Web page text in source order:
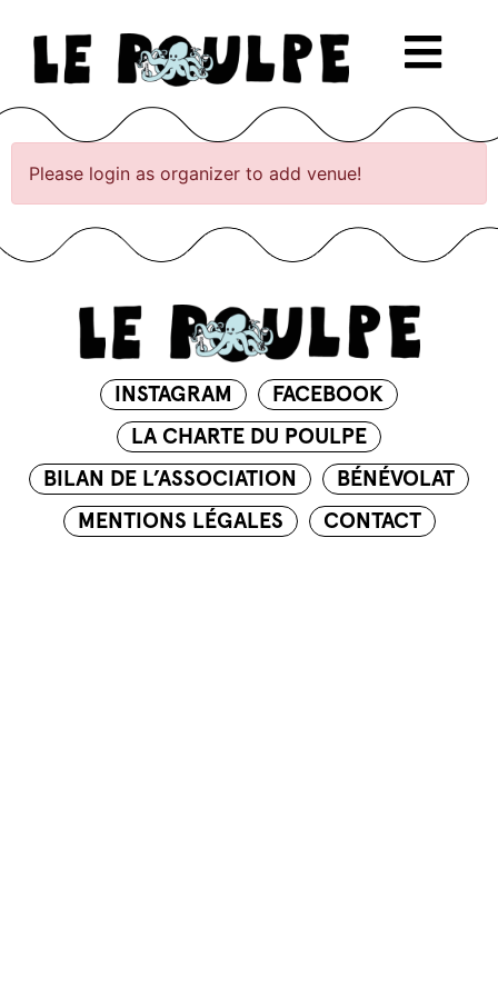
Please login as organizer to add venue!
INSTAGRAM
FACEBOOK
LA CHARTE DU POULPE
BILAN DE L’ASSOCIATION
BÉNÉVOLAT
MENTIONS LÉGALES
CONTACT